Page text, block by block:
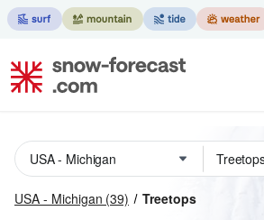
USA - Michigan (39) Treetops